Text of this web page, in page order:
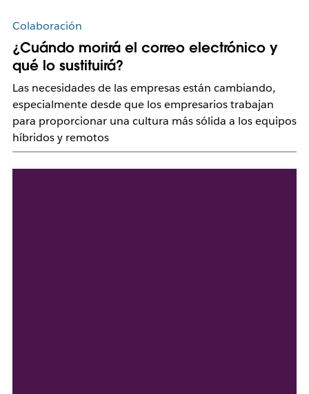
Colaboración
¿Cuándo morirá el correo electrónico y
qué lo sustituirá?
Las necesidades de las empresas están cambiando,
especialmente desde que los empresarios trabajan
para proporcionar una cultura más sólida a los equipos
híbridos y remotos